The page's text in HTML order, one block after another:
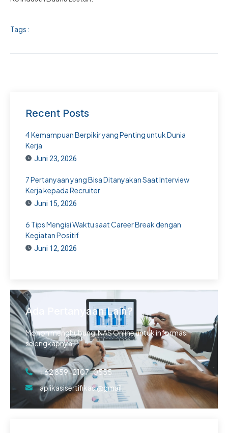
Tags :
Recent Posts
4 Kemampuan Berpikir yang Penting untuk Dunia
Kerja
Juni 23, 2026
7 Pertanyaan yang Bisa Ditanyakan Saat Interview
Kerja kepada Recruiter
Juni 15, 2026
6 Tips Mengisi Waktu saat Career Break dengan
Kegiatan Positif
Juni 12, 2026
Ada Pertanyaan Lain?
Mohon menghubungi NAS Online untuk informasi
selengkapnya.
+62 859-2107-0555
aplikasisertifikasi@gmail.